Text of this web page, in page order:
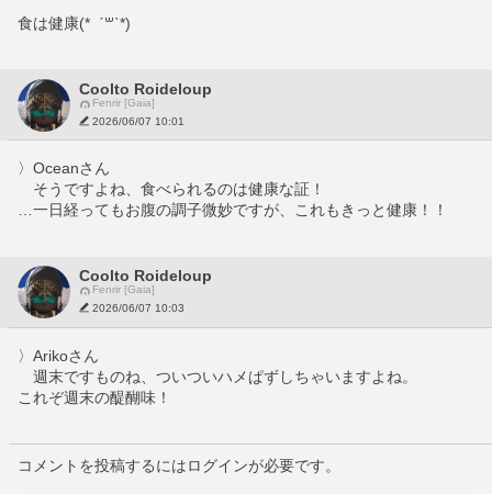
食は健康(*  ˊ꒳ˋ*)
Coolto Roideloup
Fenrir [Gaia]
2026/06/07 10:01
〉Oceanさん
そうですよね、食べられるのは健康な証！
…一日経ってもお腹の調子微妙ですが、これもきっと健康！！
Coolto Roideloup
Fenrir [Gaia]
2026/06/07 10:03
〉Arikoさん
週末ですものね、ついついハメぱずしちゃいますよね。
これぞ週末の醍醐味！
コメントを投稿するにはログインが必要です。